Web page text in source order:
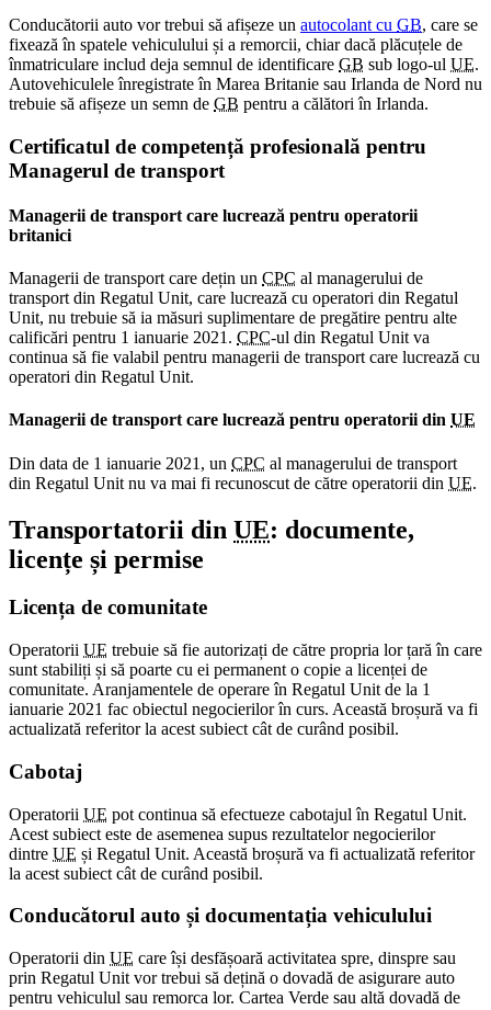
Conducătorii auto vor trebui să afișeze un autocolant cu GB, care se
fixează în spatele vehiculului și a remorcii, chiar dacă plăcuțele de
înmatriculare includ deja semnul de identificare GB sub logo-ul UE.
Autovehiculele înregistrate în Marea Britanie sau Irlanda de Nord nu
trebuie să afișeze un semn de GB pentru a călători în Irlanda.
Certificatul de competență profesională pentru
Managerul de transport
Managerii de transport care lucrează pentru operatorii
britanici
Managerii de transport care dețin un CPC al managerului de
transport din Regatul Unit, care lucrează cu operatori din Regatul
Unit, nu trebuie să ia măsuri suplimentare de pregătire pentru alte
calificări pentru 1 ianuarie 2021. CPC-ul din Regatul Unit va
continua să fie valabil pentru managerii de transport care lucrează cu
operatori din Regatul Unit.
Managerii de transport care lucrează pentru operatorii din UE
Din data de 1 ianuarie 2021, un CPC al managerului de transport
din Regatul Unit nu va mai fi recunoscut de către operatorii din UE.
Transportatorii din UE: documente,
licențe și permise
Licența de comunitate
Operatorii UE trebuie să fie autorizați de către propria lor țară în care
sunt stabiliți și să poarte cu ei permanent o copie a licenței de
comunitate. Aranjamentele de operare în Regatul Unit de la 1
ianuarie 2021 fac obiectul negocierilor în curs. Această broșură va fi
actualizată referitor la acest subiect cât de curând posibil.
Cabotaj
Operatorii UE pot continua să efectueze cabotajul în Regatul Unit.
Acest subiect este de asemenea supus rezultatelor negocierilor
dintre UE și Regatul Unit. Această broșură va fi actualizată referitor
la acest subiect cât de curând posibil.
Conducătorul auto și documentația vehiculului
Operatorii din UE care își desfășoară activitatea spre, dinspre sau
prin Regatul Unit vor trebui să dețină o dovadă de asigurare auto
pentru vehiculul sau remorca lor. Cartea Verde sau altă dovadă de